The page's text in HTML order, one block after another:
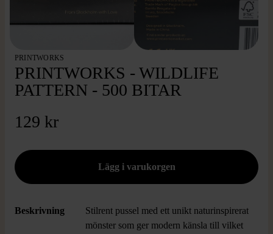
PRINTWORKS
PRINTWORKS - WILDLIFE
PATTERN - 500 BITAR
129 kr
Beskrivning
Stilrent pussel med ett unikt naturinspirerat
mönster som ger modern känsla till vilket